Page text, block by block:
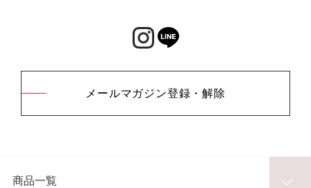
メールマガジン登録・解除
商品一覧